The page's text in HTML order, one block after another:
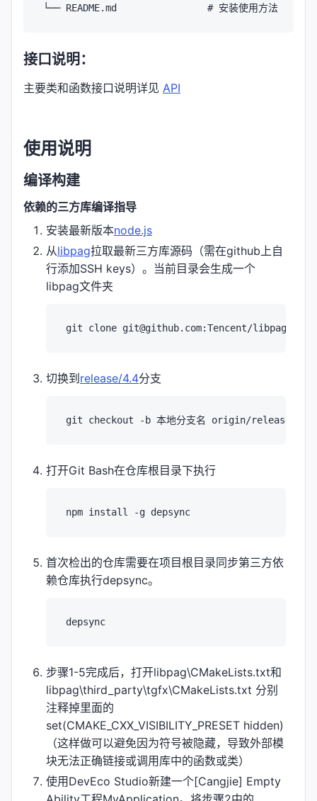
接口说明：
主要类和函数接口说明详见 API
使用说明
编译构建
依赖的三方库编译指导
安装最新版本node.js
从libpag拉取最新三方库源码（需在github上自
行添加SSH keys）。当前目录会生成一个
libpag文件夹
切换到 release/4.4分支
打开Git Bash在仓库根目录下执行
首次检出的仓库需要在项目根目录同步第三方依
赖仓库执行depsync。
步骤1-5完成后，打开libpag\CMakeLists.txt和
libpag\third_party\tgfx\CMakeLists.txt 分别
注释掉里面的
set(CMAKE_CXX_VISIBILITY_PRESET hidden)
（这样做可以避免因为符号被隐藏，导致外部模
块无法正确链接或调用库中的函数或类）
使用DevEco Studio新建一个[Cangjie] Empty